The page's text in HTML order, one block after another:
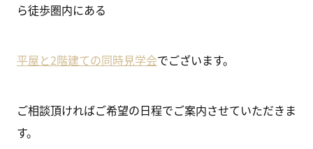
ら徒歩圏内にある
平屋と2階建ての同時見学会でございます。
ご相談頂ければご希望の日程でご案内させていただきま
す。